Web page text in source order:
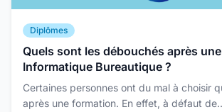
Diplômes
Quels sont les débouchés après
Informatique Bureautique ?
Certaines personnes ont du mal à choisir
après une formation. En effet, à défaut de